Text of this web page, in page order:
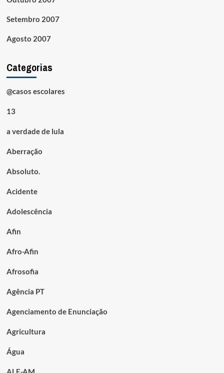
Setembro 2007
Agosto 2007
Categorias
@casos escolares
13
a verdade de lula
Aberração
Absoluto.
Acidente
Adolescência
Afin
Afro-Afin
Afrosofia
Agência PT
Agenciamento de Enunciação
Agricultura
Água